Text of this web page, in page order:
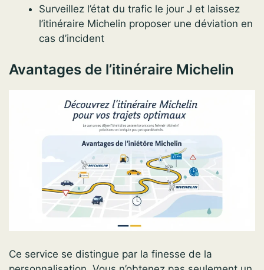
Surveillez l’état du trafic le jour J et laissez
l’itinéraire Michelin proposer une déviation en
cas d’incident
Avantages de l’itinéraire Michelin
Ce service se distingue par la finesse de la